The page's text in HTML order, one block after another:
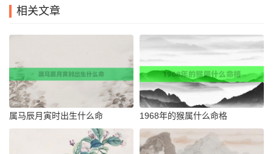
相关文章
属马辰月寅时出生什么命 1968年的猴属什么命格